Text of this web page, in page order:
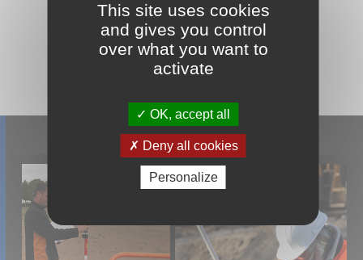
This site uses cookies
and gives you control
over what you want to
activate
OK, accept all
Deny all cookies
Personalize